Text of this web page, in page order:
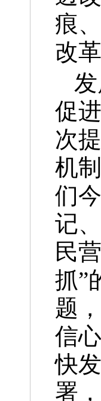
痕
改
促
次
机
们
记
民
抓”
题
信
快
署